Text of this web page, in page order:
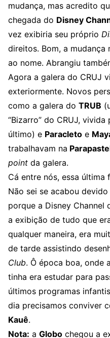
mudança, mas acredito
chegada do Disney
vez exibiria seu próprio
direitos. Bom, a mudança
ao nome. Abrangiu
Agora a galera do CRUJ
exteriormente. Novos
como a galera do TRUB
“Bizarro” do CRUJ,
último) e Paracleto e
trabalhavam na
point da galera.
Cá entre nós, essa
Não sei se acabou
porque a Disney Channel
a exibição de tudo que
qualquer maneira, era
de tarde assistindo
Club. Ô época boa, onde
tinha era estudar para
últimos programas
dia precisamos conviver
Kauê.
Nota: a Globo chegou a